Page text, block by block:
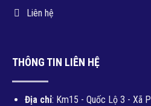
Liên hệ
THÔNG TIN LIÊN HỆ
Địa chỉ: Km15 - Quốc Lộ 3 - Xã